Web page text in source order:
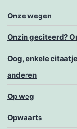
Onze wegen
Onzin geciteerd?
Oog, enkele
anderen
Op weg
Opwaarts